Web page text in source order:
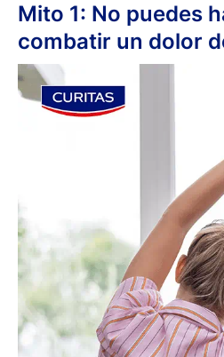
Mito 1: No puedes
combatir un dolor